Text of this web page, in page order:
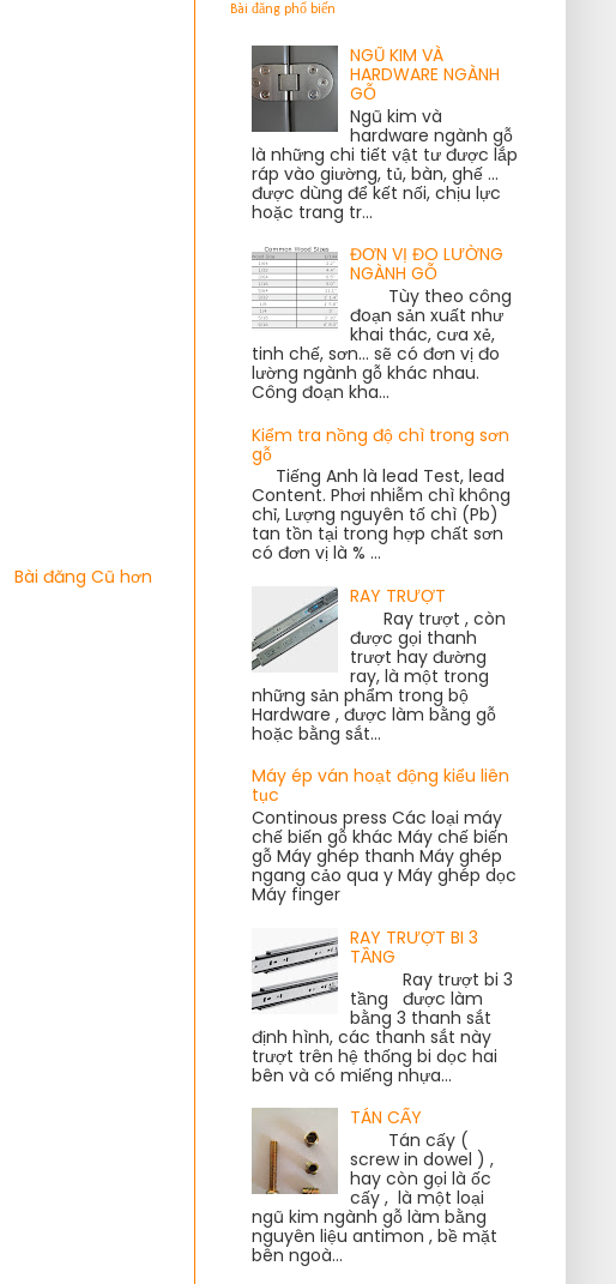
Bài đăng Cũ hơn
Bài đăng phổ biến
NGŨ KIM VÀ
HARDWARE NGÀNH
GỖ
Ngũ kim và
hardware ngành gỗ
là những chi tiết vật tư được lắp
ráp vào giường, tủ, bàn, ghế ...
được dùng để kết nối, chịu lực
hoặc trang tr...
ĐƠN VỊ ĐO LƯỜNG
NGÀNH GỖ
Tùy theo công
đoạn sản xuất như
khai thác, cưa xẻ,
tinh chế, sơn... sẽ có đơn vị đo
lường ngành gỗ khác nhau.
Công đoạn kha...
Kiểm tra nồng độ chì trong sơn
gỗ
Tiếng Anh là lead Test, lead
Content. Phơi nhiễm chì không
chỉ, Lượng nguyên tố chì (Pb)
tan tồn tại trong hợp chất sơn
có đơn vị là % ...
RAY TRƯỢT
Ray trượt , còn
được gọi thanh
trượt hay đường
ray, là một trong
những sản phẩm trong bộ
Hardware , được làm bằng gỗ
hoặc bằng sắt...
Máy ép ván hoạt động kiểu liên
tục
Continous press Các loại máy
chế biến gỗ khác Máy chế biến
gỗ Máy ghép thanh Máy ghép
ngang cảo qua y Máy ghép dọc
Máy finger
RAY TRƯỢT BI 3
TẦNG
Ray trượt bi 3
tầng được làm
bằng 3 thanh sắt
định hình, các thanh sắt này
trượt trên hệ thống bi dọc hai
bên và có miếng nhựa...
TÁN CẤY
Tán cấy (
screw in dowel ) ,
hay còn gọi là ốc
cấy , là một loại
ngũ kim ngành gỗ làm bằng
nguyên liệu antimon , bề mặt
bên ngoà...